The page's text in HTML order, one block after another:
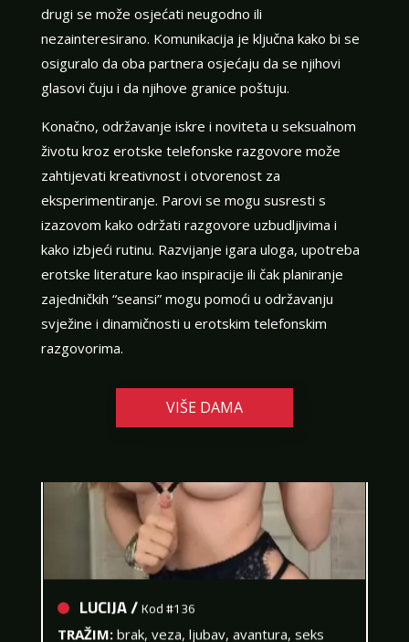
drugi se može osjećati neugodno ili
nezainteresirano. Komunikacija je ključna kako bi se
osiguralo da oba partnera osjećaju da se njihovi
glasovi čuju i da njihove granice poštuju.
Konačno, održavanje iskre i noviteta u seksualnom
životu kroz erotske telefonske razgovore može
zahtijevati kreativnost i otvorenost za
eksperimentiranje. Parovi se mogu susresti s
izazovom kako održati razgovore uzbudljivima i
kako izbjeći rutinu. Razvijanje igara uloga, upotreba
erotske literature kao inspiracije ili čak planiranje
zajedničkih “seansi” mogu pomoći u održavanju
svježine i dinamičnosti u erotskim telefonskim
razgovorima.
VIŠE DAMA
LUCIJA /
TRAŽIM: